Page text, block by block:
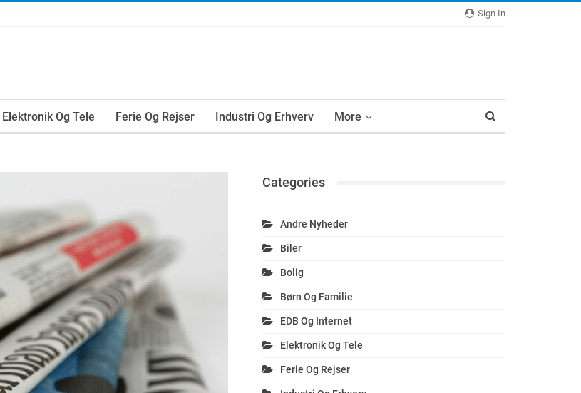
Sign In
Elektronik Og Tele Ferie Og Rejser Industri Og Erhverv More
Categories
Andre Nyheder
Biler
Bolig
Børn Og Familie
EDB Og Internet
Elektronik Og Tele
Ferie Og Rejser